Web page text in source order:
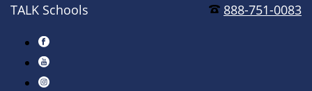
888-751-0083
TALK Schools